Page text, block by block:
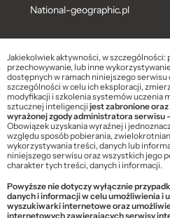
National-geographic.pl
Jakiekolwiek aktywności, w
przechowywanie, lub inne
dostępnych w ramach niniejszego
szczególności w celu ich eksploracji,
modyfikacji i szkolenia systemów uczenia
sztucznej inteligencjijest zabronione
wyrażonej zgody administratora serwisu
Obowiązek uzyskania wyraźnej i
względu sposób pobierania,
wykorzystywania treści, danych lub
niniejszego serwisu oraz wszystkich jego
charakter tych treści, danych i informacji.
Powyższe nie dotyczy wyłącznie
danych i informacji w celu umożliwienia i
wyszukiwarki internetowe oraz